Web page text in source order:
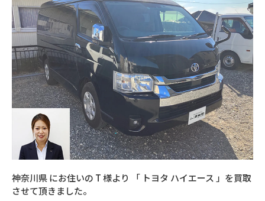
閉じる
神奈川県にお住いの T様より 「 トヨタ ハイエース 」を買取
させて頂きました。